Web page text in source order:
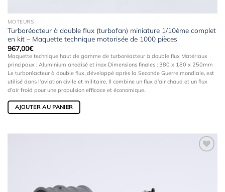
MOTEURS
Turboréacteur à double flux (turbofan) miniature 1/10ème complet
en kit – Maquette technique motorisée de 1000 pièces
967,00€
Maquette technique haut de gamme de turboréacteur à double flux Matériaux
principaux : Aluminium anodisé et inox Dimensions finales : 380 x 180 x 250mm
Le turboréacteur à double flux, développé après la Seconde Guerre mondiale, est
utilisé dans l’aviation civile et militaire. Il combine un flux d’air chaud et un flux
d’air froid pour une propulsion efficace et économique.
AJOUTER AU PANIER